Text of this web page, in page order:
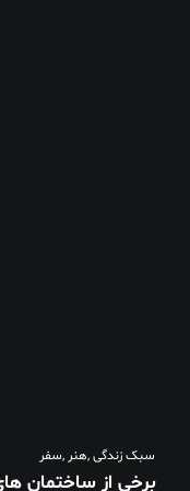
سبک زندگی,هنر ,سفر
برخی از ساختمان